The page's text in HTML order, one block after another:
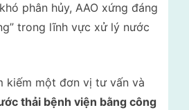
phân hủy, AAO xứng đáng
trong lĩnh vực xử lý nước
kiếm một đơn vị tư vấn và
thải bệnh viện bằng công